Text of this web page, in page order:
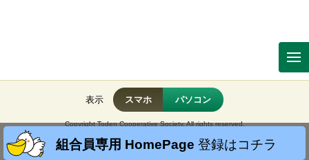
組合員専用 HomePage 登録はコチラ
表示 スマホ パソコン
Copyright Toden Cooperative Society. All rights reserved.
掲載の記事・写真・イラストなど、すべてのコンテンツの無断複写・転載・公衆送信を禁じま